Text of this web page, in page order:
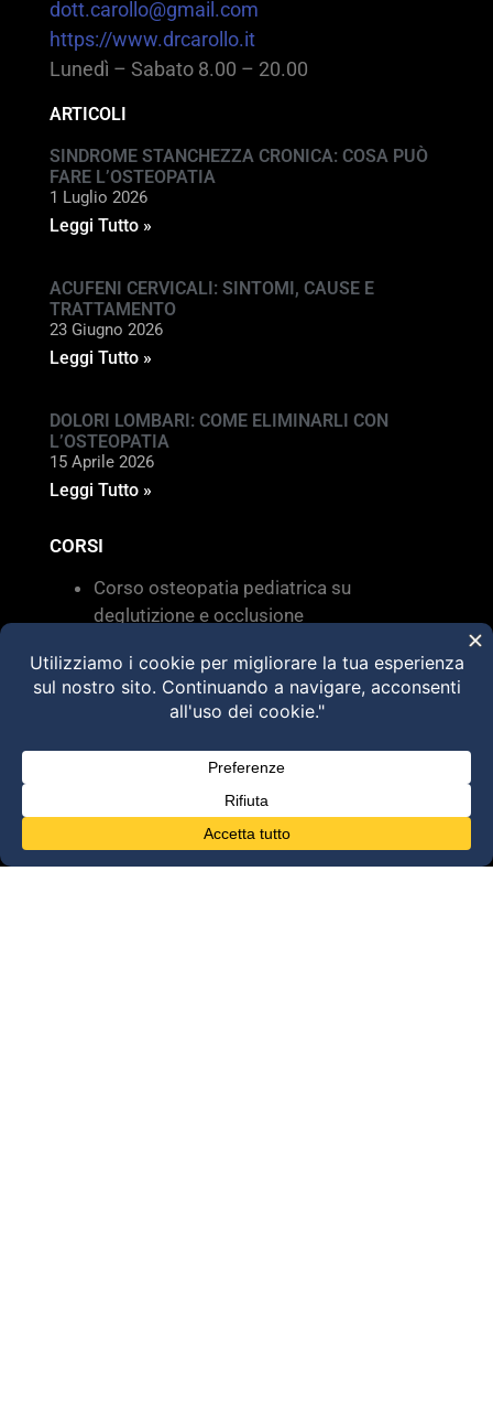
dott.carollo@gmail.com
https://www.drcarollo.it
Lunedì – Sabato 8.00 – 20.00
ARTICOLI
SINDROME STANCHEZZA CRONICA: COSA PUÒ
FARE L’OSTEOPATIA
1 Luglio 2026
Leggi Tutto »
ACUFENI CERVICALI: SINTOMI, CAUSE E
TRATTAMENTO
23 Giugno 2026
Leggi Tutto »
DOLORI LOMBARI: COME ELIMINARLI CON
L’OSTEOPATIA
15 Aprile 2026
Leggi Tutto »
CORSI
Corso osteopatia pediatrica su
deglutizione e occlusione
disfunzioni dei sistemi di movimento –
Torino 28 MARZO 2026
HVLA – Moduli Clinici – 2026
@2025 Dott. Alessandro Carollo – All rights